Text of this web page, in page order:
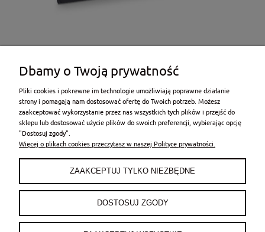
POMOC
PŁATNOŚCI I DOSTAWA
INFORMACJE
Dbamy o Twoją prywatność
Pliki cookies i pokrewne im technologie umożliwiają poprawne działanie
strony i pomagają nam dostosować ofertę do Twoich potrzeb. Możesz
zaakceptować wykorzystanie przez nas wszystkich tych plików i przejść do
sklepu lub dostosować użycie plików do swoich preferencji, wybierając opcję
"Dostosuj zgody".
Więcej o plikach cookies przeczytasz w naszej Polityce prywatności.
ZAAKCEPTUJ TYLKO NIEZBĘDNE
DOSTOSUJ ZGODY